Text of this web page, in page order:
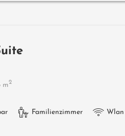
m2
Familienzimmer Wlan